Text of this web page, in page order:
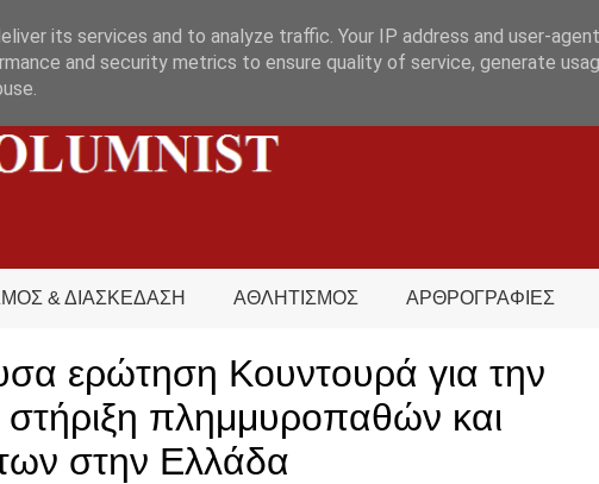
& ΔΙΑΣΚΕΔΑΣΗ ΑΘΛΗΤΙΣΜΟΣ ΑΡΘΡΟΓΡΑΦΙΕΣ
ερώτηση Κουντουρά για την
στήριξη πλημμυροπαθών και
στην Ελλάδα
its services and to analyze traffic. Your IP address and user-agent
and security metrics to ensure quality of service, generate